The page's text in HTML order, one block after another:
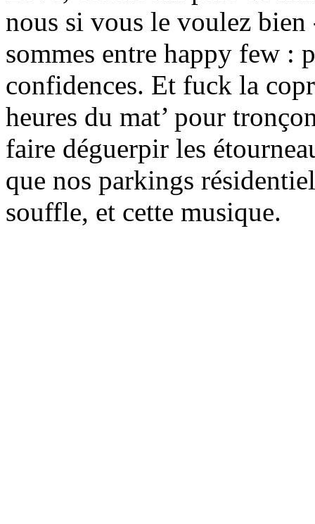
nous si vous le voulez bien
sommes entre happy few :
confidences. Et fuck la
heures du mat’ pour
faire déguerpir les
que nos parkings
souffle, et cette musique.